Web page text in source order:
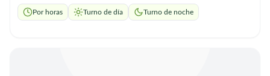
tengo experiencia demostable. Ofrezco ayuda domiciliaria
completa, (todo dependiendo de lo que el paciente necesite).
Por horas Turno de día Turno de noche